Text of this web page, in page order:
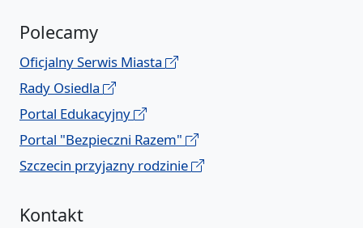
Polecamy
Oficjalny Serwis Miasta
Rady Osiedla
Portal Edukacyjny
Portal "Bezpieczni Razem"
Szczecin przyjazny rodzinie
Kontakt